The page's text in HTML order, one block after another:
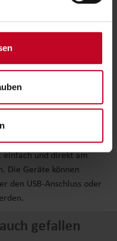
Mobile Endgeräte,
werden hier mit
Sofa, tanken die Akkus
einfach und direkt am
Die Geräte können
den USB-Anschluss oder
gefallen